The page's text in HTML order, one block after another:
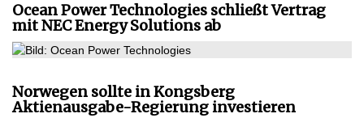
Ocean Power Technologies schließt Vertrag
mit NEC Energy Solutions ab
Norwegen sollte in Kongsberg
Aktienausgabe-Regierung investieren